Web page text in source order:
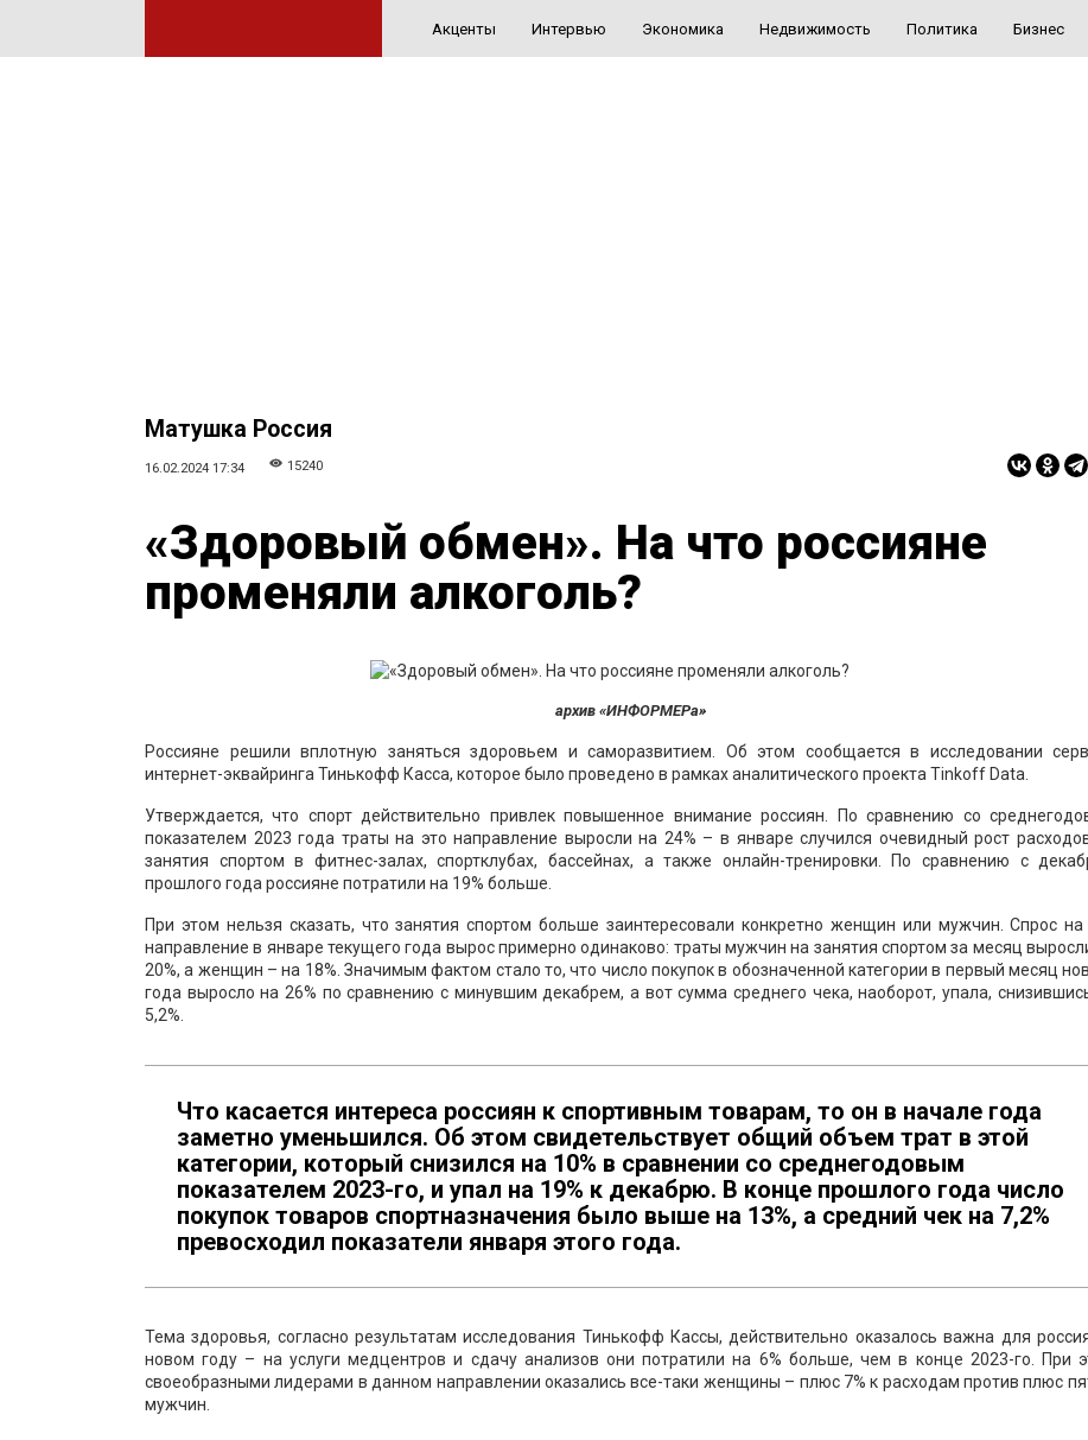
Акценты Интервью Экономика Недвижимость Политика Бизнес
Матушка Россия
16.02.2024 17:34 15240
«Здоровый обмен». На что россияне
променяли алкоголь?
архив «ИНФОРМЕРа»
Россияне решили вплотную заняться здоровьем и саморазвитием. Об этом сообщается в исследовании
интернет-эквайринга Тинькофф Касса, которое было проведено в рамках аналитического проекта Tinkoff Data.
Утверждается, что спорт действительно привлек повышенное внимание россиян. По сравнению со
показателем 2023 года траты на это направление выросли на 24% – в январе случился очевидный рост
занятия спортом в фитнес-залах, спортклубах, бассейнах, а также онлайн-тренировки. По сравнению с
прошлого года россияне потратили на 19% больше.
При этом нельзя сказать, что занятия спортом больше заинтересовали конкретно женщин или мужчин. Спрос на
направление в январе текущего года вырос примерно одинаково: траты мужчин на занятия спортом за месяц
20%, а женщин – на 18%. Значимым фактом стало то, что число покупок в обозначенной категории в первый месяц
года выросло на 26% по сравнению с минувшим декабрем, а вот сумма среднего чека, наоборот, упала,
5,2%.
Что касается интереса россиян к спортивным товарам, то он в начале года
заметно уменьшился. Об этом свидетельствует общий объем трат в этой
категории, который снизился на 10% в сравнении со среднегодовым
показателем 2023-го, и упал на 19% к декабрю. В конце прошлого года число
покупок товаров спортназначения было выше на 13%, а средний чек на 7,2%
превосходил показатели января этого года.
Тема здоровья, согласно результатам исследования Тинькофф Кассы, действительно оказалось важна для
новом году – на услуги медцентров и сдачу анализов они потратили на 6% больше, чем в конце 2023-го. При
своеобразными лидерами в данном направлении оказались все-таки женщины – плюс 7% к расходам против плюс
мужчин.